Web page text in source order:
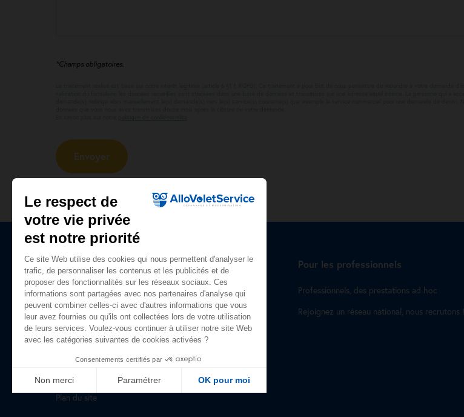
*Champs obligatoires.
Plan du site
Accueil
Nos prestations
Qui sommes-nous ?
Avis clients
Guide du volet roulant
Plan du site
Pour les professionnels
Professionnels, des prestations ad hoc
Rejoignez un réseau national, nous recrutons !
Le respect de
votre vie privée
est notre priorité
Ce site Web utilise des cookies qui nous permettent d'analyser le
trafic, de personnaliser les contenus et les publicités et de
proposer des fonctionnalités sur les réseaux sociaux. Ces
informations sont partagées avec nos partenaires d'analyse qui
peuvent combiner celles-ci avec d'autres informations que vous
leur avez fournies ou qu'ils ont collectées lors de votre utilisation
de leurs services. Voulez-vous continuer à utiliser notre site Web
avec les catégories suivantes de cookies activées ?
Consentements certifiés par
Non merci Paramétrer OK pour moi
Axeptio consent
Plateforme de Gestion du Consentement : Personnalisez vos Options